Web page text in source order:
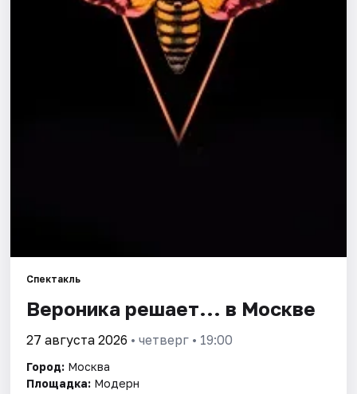
Спектакль
Вероника решает... в Москве
27 августа 2026 • четверг • 19:00
Город: Москва
Площадка: Модерн